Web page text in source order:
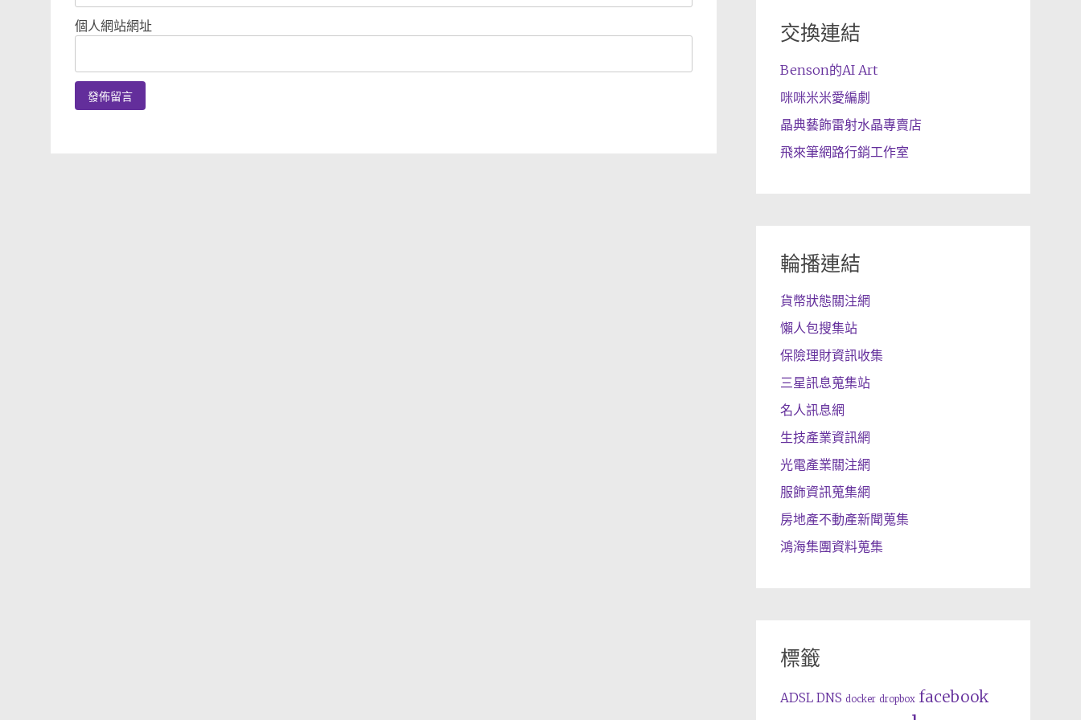
個人網站網址 交換連結
Benson的AI Art
咪咪米米愛編劇
晶典藝飾雷射水晶專賣店
飛來筆網路行銷工作室
輪播連結
貨幣狀態關注網
懶人包搜集站
保險理財資訊收集
三星訊息蒐集站
名人訊息網
生技產業資訊網
光電產業關注網
服飾資訊蒐集網
房地產不動產新聞蒐集
鴻海集團資料蒐集
標籤
ADSL DNS docker dropbox facebook